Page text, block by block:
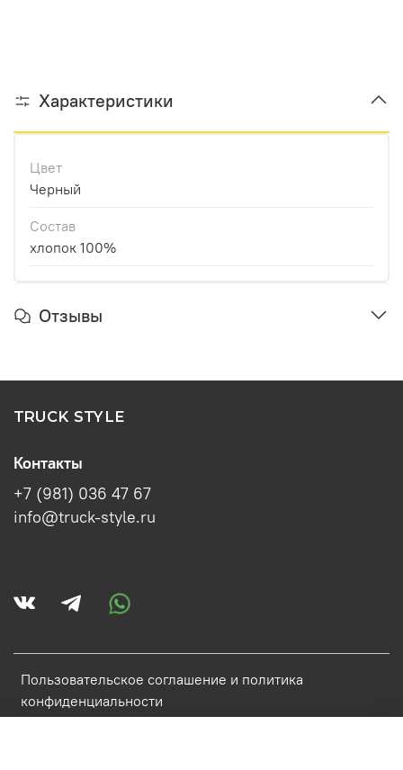
Характеристики
Цвет
Черный
Состав
хлопок 100%
Отзывы
TRUCK STYLE
Пользовательское соглашение и политика
конфиденциальности
Контакты
+7 (981) 036 47 67
info@truck-style.ru